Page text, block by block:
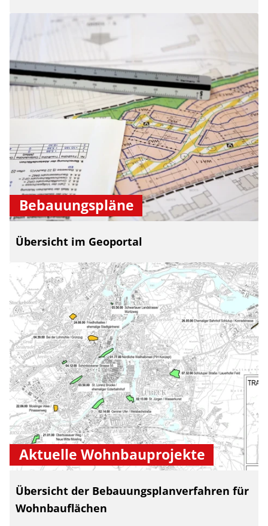
Bebauungspläne
Übersicht im Geoportal
Aktuelle Wohnbauprojekte
Übersicht der Bebauungsplanverfahren für
Wohnbauflächen